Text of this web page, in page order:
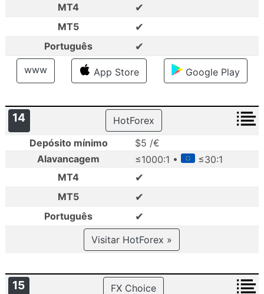
MT4
✔
MT5 ✔
Português ✔
www App Store Google Play
14
HotForex
Depósito mínimo
$5 /€
Alavancagem
≤1000:1 •
≤30:1
MT4
✔
MT5 ✔
Português ✔
Visitar HotForex »
15
FX Choice